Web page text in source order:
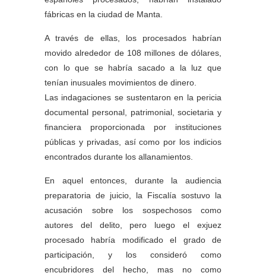
fábricas en la ciudad de Manta.
A través de ellas, los procesados habrían
movido alrededor de 108 millones de dólares,
con lo que se habría sacado a la luz que
tenían inusuales movimientos de dinero.
Las indagaciones se sustentaron en la pericia
documental personal, patrimonial, societaria y
financiera proporcionada por instituciones
públicas y privadas, así como por los indicios
encontrados durante los allanamientos.
En aquel entonces, durante la audiencia
preparatoria de juicio, la Fiscalía sostuvo la
acusación sobre los sospechosos como
autores del delito, pero luego el exjuez
procesado habría modificado el grado de
participación, y los consideró como
encubridores del hecho, mas no como